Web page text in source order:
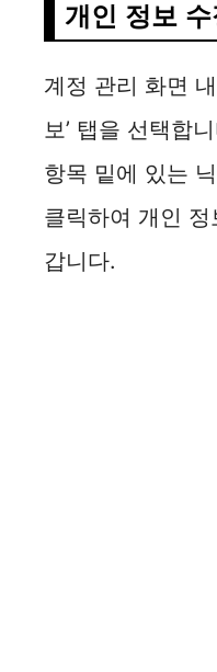
개인 정보
계정 관리 화면
보’ 탭을 선택합
항목 밑에 있는
클릭하여 개인
갑니다.